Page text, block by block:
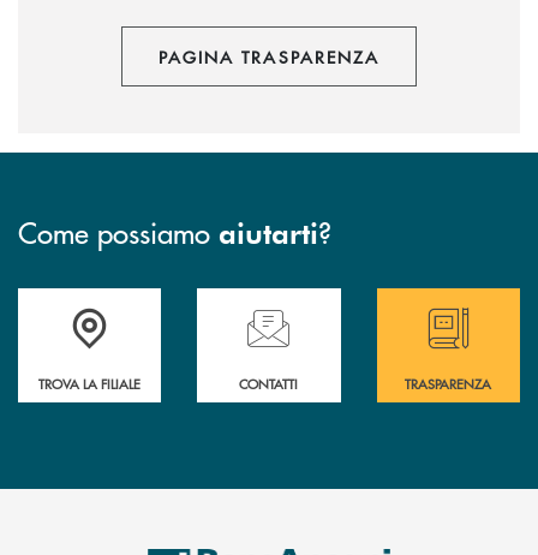
PAGINA TRASPARENZA
Come possiamo aiutarti?
Accedi all' elenco completo delle filiali
TROVA LA FILIALE
Hai bisogno di assistenza immediata ?
CONTATTI
Hai bisogno di
TRASPARENZA